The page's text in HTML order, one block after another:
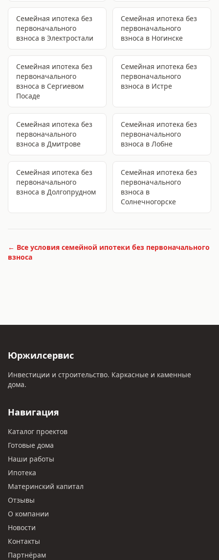
Семейная ипотека без
первоначального
взноса в Электростали
Семейная ипотека без
первоначального
взноса в Ногинске
Семейная ипотека без
первоначального
взноса в Сергиевом
Посаде
Семейная ипотека без
первоначального
взноса в Истре
Семейная ипотека без
первоначального
взноса в Дмитрове
Семейная ипотека без
первоначального
взноса в Лобне
Семейная ипотека без
первоначального
взноса в Долгопрудном
Семейная ипотека без
первоначального
взноса в
Солнечногорске
← Все условия семейной ипотеки без первоначального
взноса
Юржилсервис
Инвестиции и строительство. Каркасные и каменные
дома.
Навигация
Каталог проектов
Готовые дома
Наши работы
Ипотека
Материнский капитал
Отзывы
О компании
Новости
Контакты
Партнёрам